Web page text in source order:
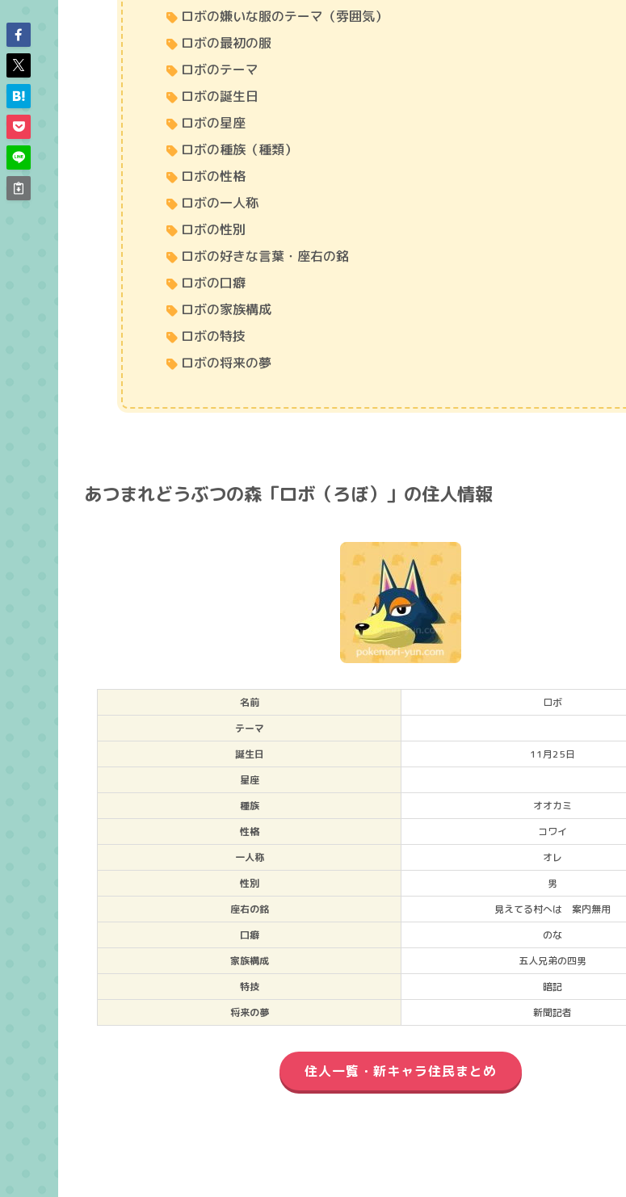
ロボの嫌いな服のテーマ（雰囲気）
ロボの最初の服
ロボのテーマ
ロボの誕生日
ロボの星座
ロボの種族（種類）
ロボの性格
ロボの一人称
ロボの性別
ロボの好きな言葉・座右の銘
ロボの口癖
ロボの家族構成
ロボの特技
ロボの将来の夢
あつまれどうぶつの森「ロボ（ろぼ）」の住人情報
名前
ロボ
テーマ
誕生日
11月25日
星座
種族
オオカミ
性格
コワイ
一人称
オレ
性別
男
座右の銘
見えてる村へは 案内無用
口癖
のな
家族構成
五人兄弟の四男
特技
暗記
将来の夢
新聞記者
住人一覧・新キャラ住民まとめ